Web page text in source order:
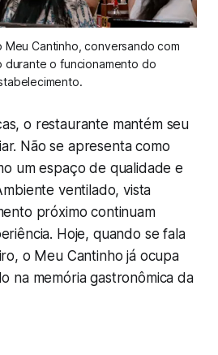
Meu Cantinho, conversando com
durante o funcionamento do
o restaurante mantém seu
Não se apresenta como
um espaço de qualidade e
ventilado, vista
próximo continuam
Hoje, quando se fala
o Meu Cantinho já ocupa
na memória gastronômica da